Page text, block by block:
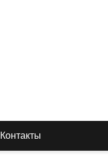
Контакты